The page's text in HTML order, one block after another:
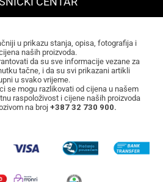
u prikazu stanja, opisa, fotografija i
naših proizvoda.
da su sve informacije vezane za
tačne, i da su svi prikazani artikli
u svako vrijeme.
se mogu razlikovati od cijena u našem
raspoloživost i cijene naših proizvoda
na broj +387 32 730 900.